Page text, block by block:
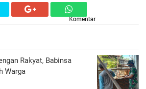
Komentar
Rakyat, Babinsa
Warga